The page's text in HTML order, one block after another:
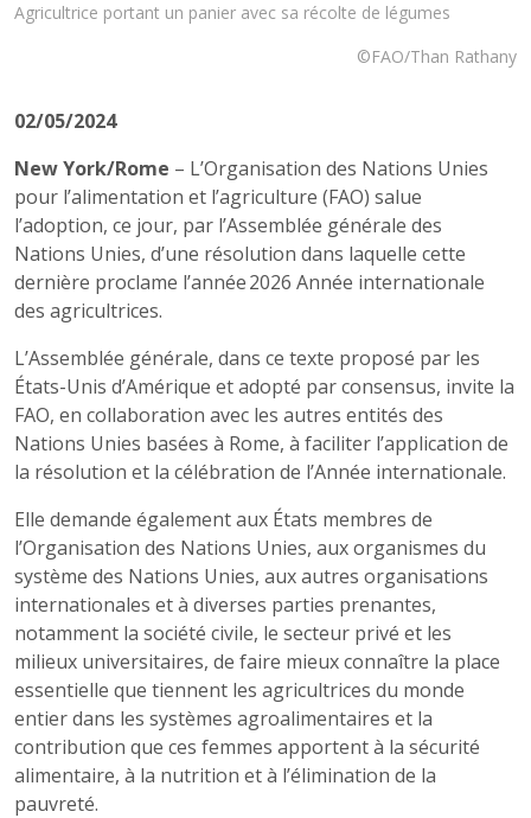
Agricultrice portant un panier avec sa récolte de légumes
©FAO/Than Rathany
02/05/2024
New York/Rome – L’Organisation des Nations Unies
pour l’alimentation et l’agriculture (FAO) salue
l’adoption, ce jour, par l’Assemblée générale des
Nations Unies, d’une résolution dans laquelle cette
dernière proclame l’année 2026 Année internationale
des agricultrices.
L’Assemblée générale, dans ce texte proposé par les
États-Unis d’Amérique et adopté par consensus, invite la
FAO, en collaboration avec les autres entités des
Nations Unies basées à Rome, à faciliter l’application de
la résolution et la célébration de l’Année internationale.
Elle demande également aux États membres de
l’Organisation des Nations Unies, aux organismes du
système des Nations Unies, aux autres organisations
internationales et à diverses parties prenantes,
notamment la société civile, le secteur privé et les
milieux universitaires, de faire mieux connaître la place
essentielle que tiennent les agricultrices du monde
entier dans les systèmes agroalimentaires et la
contribution que ces femmes apportent à la sécurité
alimentaire, à la nutrition et à l’élimination de la
pauvreté.